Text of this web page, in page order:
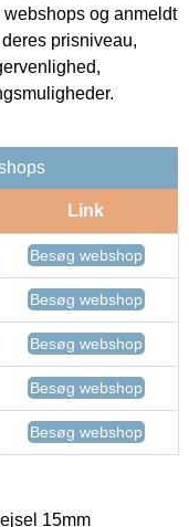
og anmeldt
prisniveau,
Link
Besøg webshop
Besøg webshop
Besøg webshop
Besøg webshop
Besøg webshop
15mm